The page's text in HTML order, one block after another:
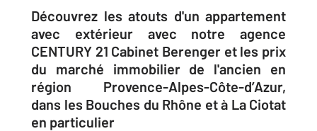
Découvrez les atouts d'un appartement
avec extérieur avec notre agence
CENTURY 21 Cabinet Berenger et les prix
du marché immobilier de l'ancien en
région Provence-Alpes-Côte-d’Azur,
dans les Bouches du Rhône et à La Ciotat
en particulier